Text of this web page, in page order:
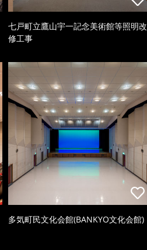
七戸町立鷹山宇一記念美術館等照明改
修工事
多気町民文化会館(BANKYO文化会館)